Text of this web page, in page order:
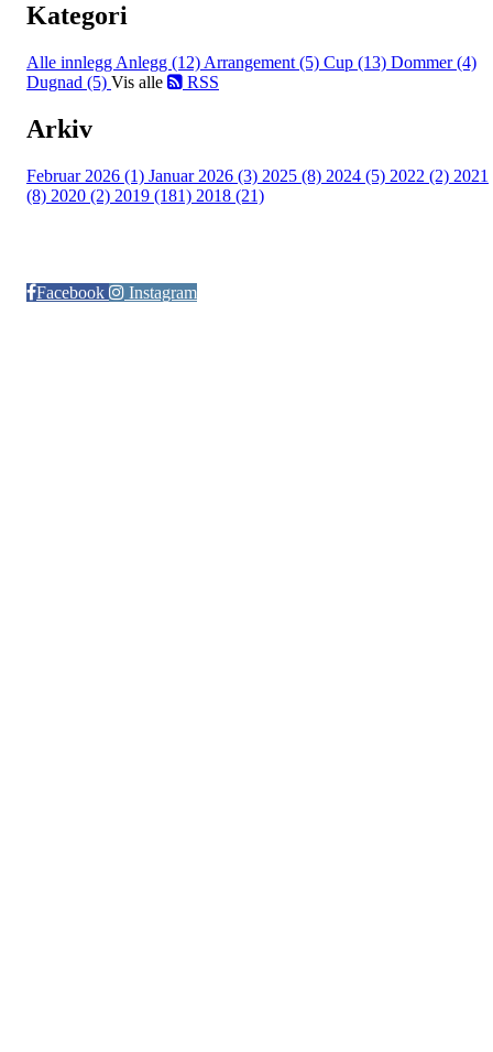
Kategori
Alle innlegg Anlegg (12) Arrangement (5) Cup (13) Dommer (4)
Dugnad (5) Vis alle RSS
Arkiv
Februar 2026 (1) Januar 2026 (3) 2025 (8) 2024 (5) 2022 (2) 2021
(8) 2020 (2) 2019 (181) 2018 (21)
Facebook
Instagram